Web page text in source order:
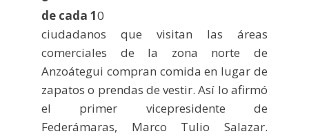
de cada 10
ciudadanos que visitan las áreas
comerciales de la zona norte de
Anzoátegui compran comida en lugar de
zapatos o prendas de vestir. Así lo afirmó
el primer vicepresidente de
Federámaras, Marco Tulio Salazar.